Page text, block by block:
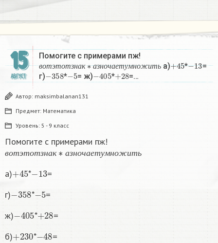
15
АВГУСТ
Помогите с примерами пж!
в о т э т о т зн а к а зн о ч а е т умн о ж и т ь
к н ь
а) + 45* 13=
г)
358*− 5 = ж) 405*+ 28=…
Автор: maksimbalanan131
Предмет: Математика
Уровень: 5 - 9 класс
Помогите с примерами пж!
в о т э т о т з н а к а з н о ч а е т умн о ж и т ь
в отэтотзн а к∗азночаетумн
а) 45* 13 =
г)
358* 5 =
ж)
405* 28=
б)
230* 48 =